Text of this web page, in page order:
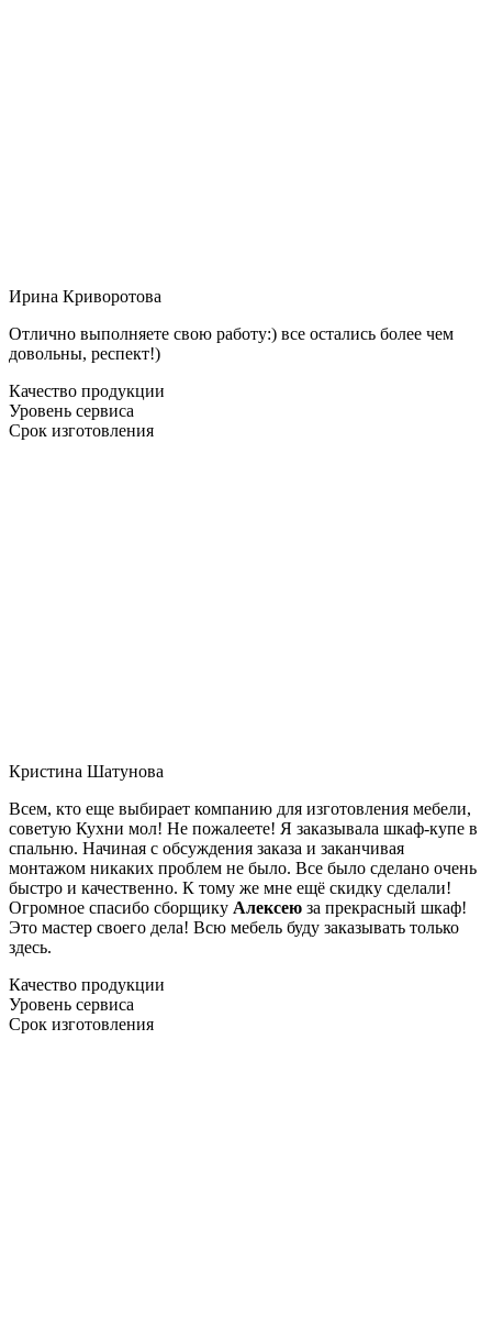
Ирина Криворотова
Отлично выполняете свою работу:) все остались более чем
довольны, респект!)
Качество продукции
Уровень сервиса
Срок изготовления
Кристина Шатунова
Всем, кто еще выбирает компанию для изготовления мебели,
советую Кухни мол! Не пожалеете! Я заказывала шкаф-купе в
спальню. Начиная с обсуждения заказа и заканчивая
монтажом никаких проблем не было. Все было сделано очень
быстро и качественно. К тому же мне ещё скидку сделали!
Огромное спасибо сборщику Алексею за прекрасный шкаф!
Это мастер своего дела! Всю мебель буду заказывать только
здесь.
Качество продукции
Уровень сервиса
Срок изготовления